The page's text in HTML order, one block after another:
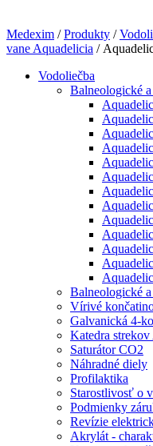
Medexim /Produkty /
vane Aquadelicia /
Vodoliečba
Balneologické
Balneologické
Vírivé
Galvanická 4-
Katedra strekov
Saturátor CO2
Náhradné diely
Profilaktika
Starostlivosť o
Podmienky
Revízie
Akrylát -